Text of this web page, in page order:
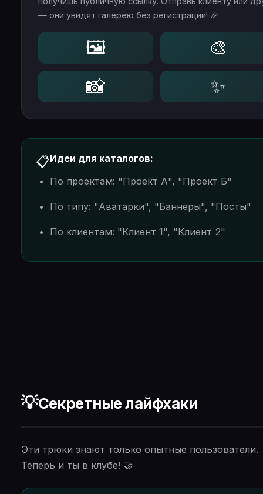
— они увидят галерею без регистрации! 🎉
🖼️
🎨
📸
✨
📋Идеи для каталогов:
По проектам: "Проект А", "Проект Б"
По типу: "Аватарки", "Баннеры", "Посты"
По клиентам: "Клиент 1", "Клиент 2"
💡Секретные лайфхаки
Эти трюки знают только опытные пользователи.
Теперь и ты в клубе! 🤝